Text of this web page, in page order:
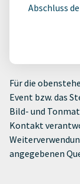
Abschluss
Für die
Event bzw. das
Bild- und
Kontakt
angegebenen